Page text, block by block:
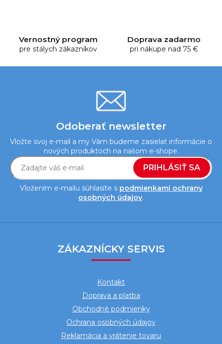
k
v
ý
p
i
s
u
Vernostný program
pre stálych zákazníkov
Doprava zadarmo
pri nákupe nad 75 €
Odoberať newsletter
Vložte svoj e-mail a my Vám budeme zasielať informácie o
nových produktoch na našom e-shope.
Vložením e-mailu súhlasíte s podmienkami ochrany
osobných údajov.
PRIHLÁSIŤ SA
ZÁKAZNÍCKY SERVIS
Kontakt
Doprava a platba
Obchodné podmienky
Ochrana osobných údajov
Reklamácia a vrátenie tovaru